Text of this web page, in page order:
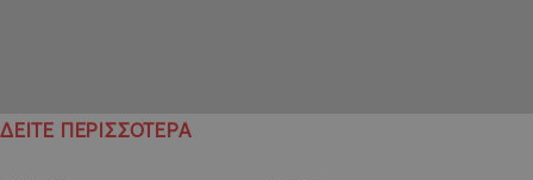
ΔΕΙΤΕ ΠΕΡΙΣΣΟΤΕΡΑ